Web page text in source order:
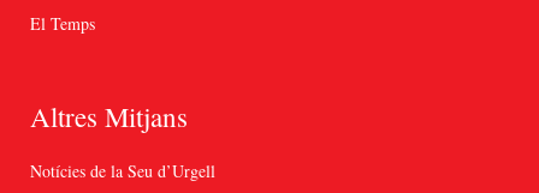
El Temps
Altres Mitjans
Notícies de la Seu d’Urgell